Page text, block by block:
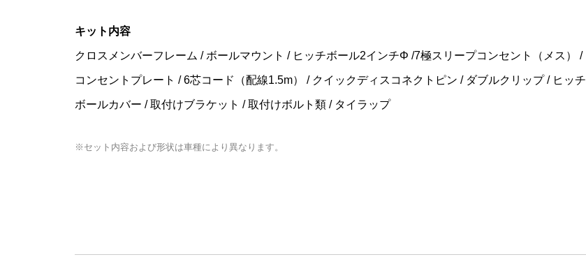
キット内容
クロスメンバーフレーム / ボールマウント / ヒッチボール2インチΦ /7極スリープコンセント（メス） /
コンセントプレート / 6芯コード（配線1.5m） / クイックディスコネクトピン / ダブルクリップ / ヒッチ
ボールカバー / 取付けブラケット / 取付けボルト類 / タイラップ
※セット内容および形状は車種により異なります。